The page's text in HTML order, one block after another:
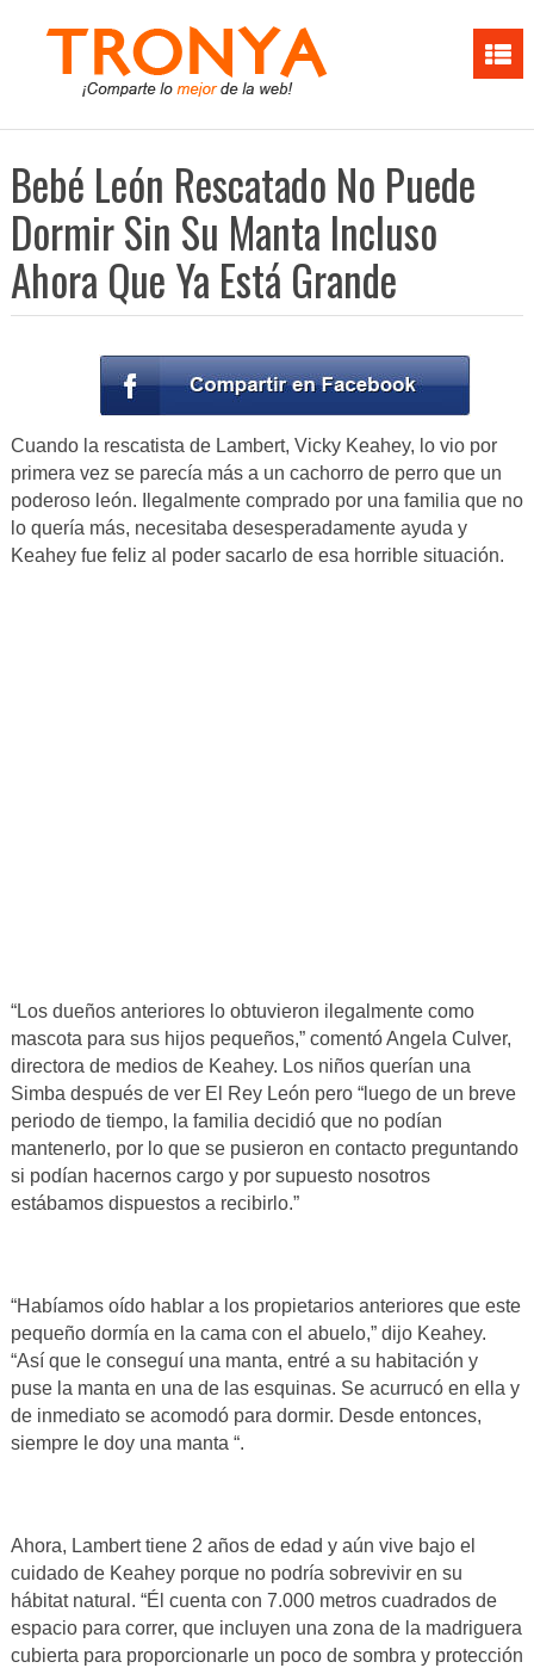
Bebé León Rescatado No Puede
Dormir Sin Su Manta Incluso
Ahora Que Ya Está Grande
Cuando la rescatista de Lambert, Vicky Keahey, lo vio por
primera vez se parecía más a un cachorro de perro que un
poderoso león. Ilegalmente comprado por una familia que no
lo quería más, necesitaba desesperadamente ayuda y
Keahey fue feliz al poder sacarlo de esa horrible situación.
“Los dueños anteriores lo obtuvieron ilegalmente como
mascota para sus hijos pequeños,” comentó Angela Culver,
directora de medios de Keahey. Los niños querían una
Simba después de ver El Rey León pero “luego de un breve
periodo de tiempo, la familia decidió que no podían
mantenerlo, por lo que se pusieron en contacto preguntando
si podían hacernos cargo y por supuesto nosotros
estábamos dispuestos a recibirlo.”
“Habíamos oído hablar a los propietarios anteriores que este
pequeño dormía en la cama con el abuelo,” dijo Keahey.
“Así que le conseguí una manta, entré a su habitación y
puse la manta en una de las esquinas. Se acurrucó en ella y
de inmediato se acomodó para dormir. Desde entonces,
siempre le doy una manta “.
Ahora, Lambert tiene 2 años de edad y aún vive bajo el
cuidado de Keahey porque no podría sobrevivir en su
hábitat natural. “Él cuenta con 7.000 metros cuadrados de
espacio para correr, que incluyen una zona de la madriguera
cubierta para proporcionarle un poco de sombra y protección